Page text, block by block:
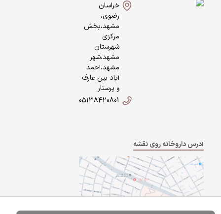
خراسان
رضوی،
مشهد،بخش
مرکزی
شهرستان
مشهد،شهر
مشهد،احمد
آباد بین عارف
و پرستار
05138420801
آدرس داروخانه روی نقشه